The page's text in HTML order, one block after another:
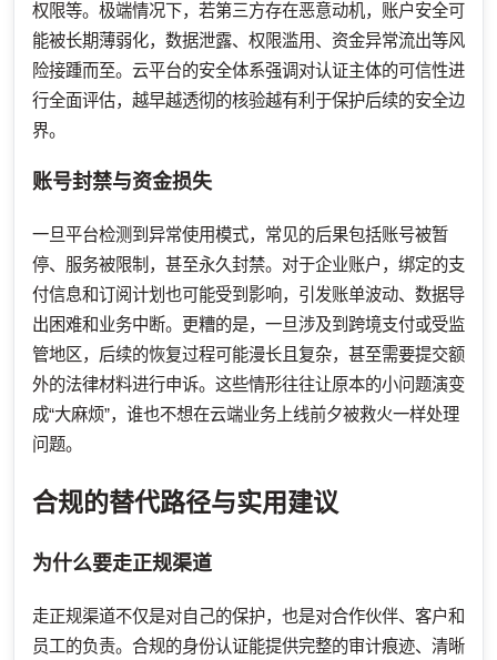
权限等。极端情况下，若第三方存在恶意动机，账户安全可
能被长期薄弱化，数据泄露、权限滥用、资金异常流出等风
险接踵而至。云平台的安全体系强调对认证主体的可信性进
行全面评估，越早越透彻的核验越有利于保护后续的安全边
界。
账号封禁与资金损失
一旦平台检测到异常使用模式，常见的后果包括账号被暂
停、服务被限制，甚至永久封禁。对于企业账户，绑定的支
付信息和订阅计划也可能受到影响，引发账单波动、数据导
出困难和业务中断。更糟的是，一旦涉及到跨境支付或受监
管地区，后续的恢复过程可能漫长且复杂，甚至需要提交额
外的法律材料进行申诉。这些情形往往让原本的小问题演变
成“大麻烦”，谁也不想在云端业务上线前夕被救火一样处理
问题。
合规的替代路径与实用建议
为什么要走正规渠道
走正规渠道不仅是对自己的保护，也是对合作伙伴、客户和
员工的负责。合规的身份认证能提供完整的审计痕迹、清晰